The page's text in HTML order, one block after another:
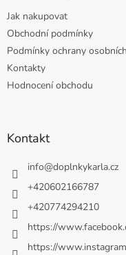
Jak nakupovat
Obchodní podmínky
Podmínky ochrany
Kontakty
Hodnocení obchodu
Kontakt
info@doplnkykarla.cz
+420602166787
+420774294210
https://
https://